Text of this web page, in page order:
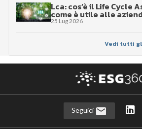
Lca: cos’è il Life Cycle
come è utile alle
25 Lug 2026
Vedi tutti
Seguici